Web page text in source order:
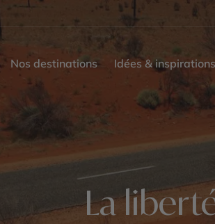
Nos destinations Idées & inspirations
La